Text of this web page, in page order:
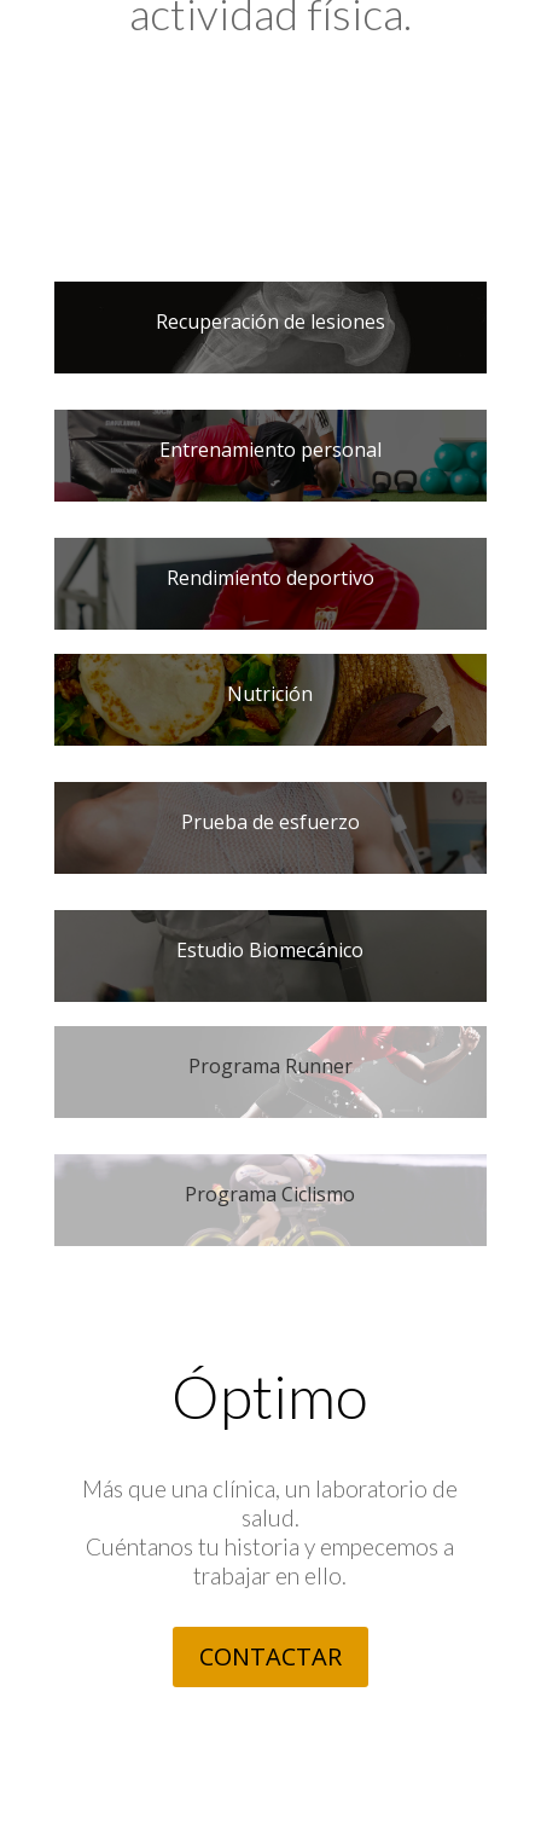
actividad física.
Recuperación de lesiones
Entrenamiento personal
Rendimiento deportivo
Nutrición
Prueba de esfuerzo
Estudio Biomecánico
Programa Runner
Programa Ciclismo
Óptimo
Más que una clínica, un laboratorio de
salud.
Cuéntanos tu historia y empecemos a
trabajar en ello.
CONTACTAR